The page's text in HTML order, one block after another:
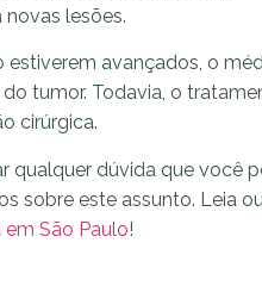
lesões.
avançados, o
tumor. Todavia, o
cirúrgica.
qualquer dúvida que você
sobre este assunto. Leia
em São Paulo!